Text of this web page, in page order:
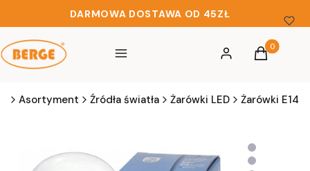
DARMOWA DOSTAWA OD 45ZŁ
Menu Zaloguj sięProdukty
Koszyk
Asortyment Źródła światła Żarówki LED Żarówki E14